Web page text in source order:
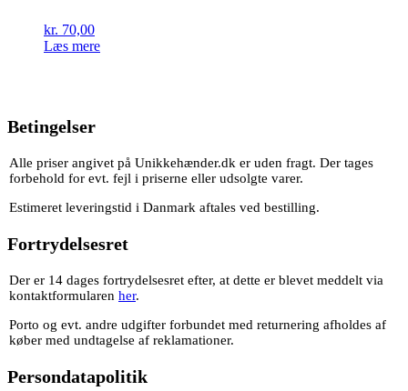
kr. 70,00
Læs mere
Betingelser
Alle priser angivet på Unikkehænder.dk er uden fragt. Der tages
forbehold for evt. fejl i priserne eller udsolgte varer.
Estimeret leveringstid i Danmark aftales ved bestilling.
Fortrydelsesret
Der er 14 dages fortrydelsesret efter, at dette er blevet meddelt via
kontaktformularen her.
Porto og evt. andre udgifter forbundet med returnering afholdes af
køber med undtagelse af reklamationer.
Persondatapolitik